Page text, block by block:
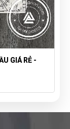
GIÁ RẺ -